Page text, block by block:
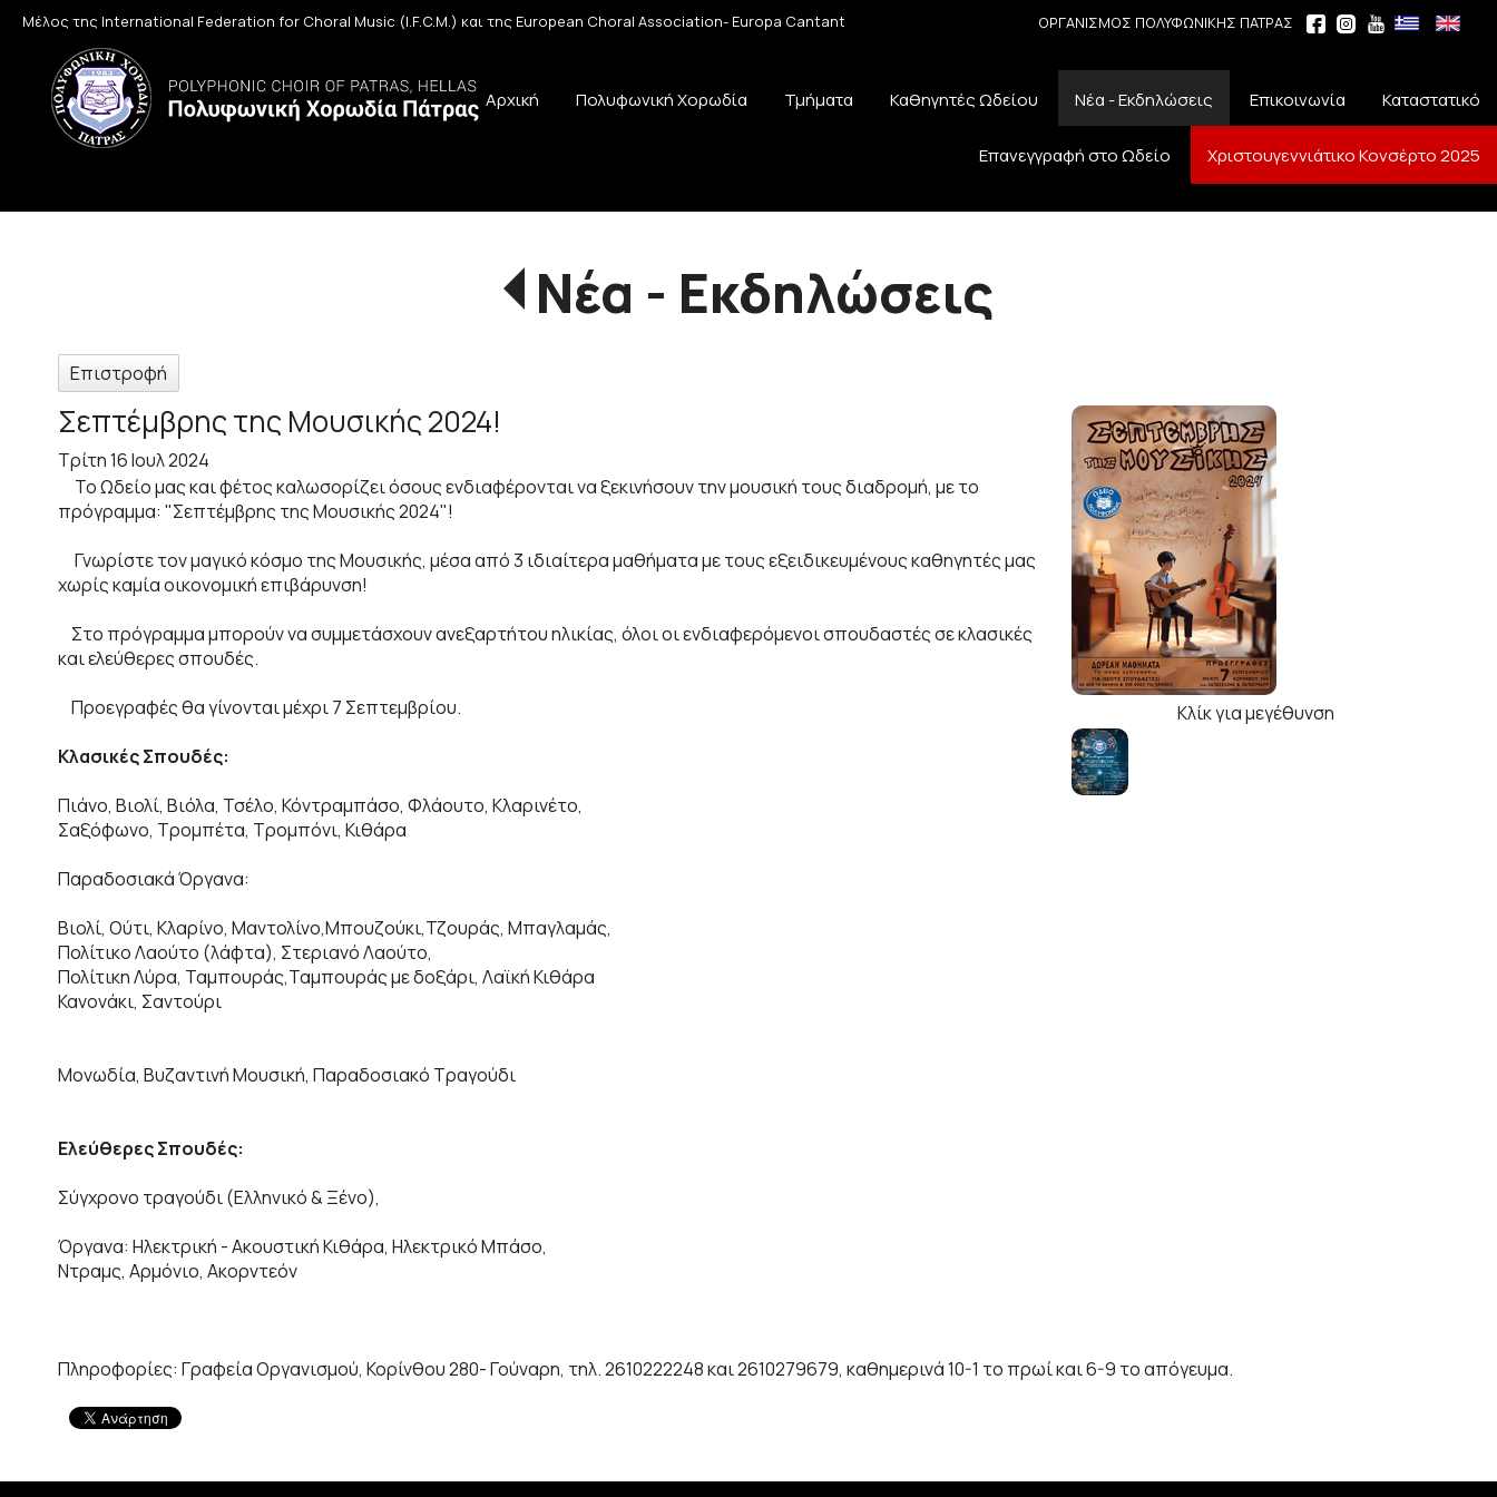
ΟΡΓΑΝΙΣΜΟΣ ΠΟΛΥΦΩΝΙΚΗΣ ΠΑΤΡΑΣ
Μέλος της International Federation for Choral Music (I.F.C.M.) και της European Choral Association- Europa Cantant
Αρχική Πολυφωνική Χορωδία Τμήματα Καθηγητές Ωδείου Νέα - Εκδηλώσεις Επικοινωνία Καταστατικό
Επανεγγραφή στο Ωδείο Χριστουγεννιάτικο Κονσέρτο 2025
Νέα - Εκδηλώσεις
Επιστροφή
Κλίκ για μεγέθυνση
Σεπτέμβρης της Μουσικής 2024!
Τρίτη 16 Ιουλ 2024
Το Ωδείο μας και φέτος καλωσορίζει όσους ενδιαφέρονται να ξεκινήσουν την μουσική τους διαδρομή, με το
πρόγραμμα: "Σεπτέμβρης της Μουσικής 2024"!
Γνωρίστε τον μαγικό κόσμο της Μουσικής, μέσα από 3 ιδιαίτερα μαθήματα με τους εξειδικευμένους καθηγητές μας
χωρίς καμία οικονομική επιβάρυνση!
Στο πρόγραμμα μπορούν να συμμετάσχουν ανεξαρτήτου ηλικίας, όλοι οι ενδιαφερόμενοι σπουδαστές σε κλασικές
και ελεύθερες σπουδές.
Προεγραφές θα γίνονται μέχρι 7 Σεπτεμβρίου.
Κλασικές Σπουδές:
Πιάνο, Βιολί, Βιόλα, Τσέλο, Κόντραμπάσο, Φλάουτο, Κλαρινέτο,
Σαξόφωνο, Τρομπέτα, Τρομπόνι, Κιθάρα
Παραδοσιακά Όργανα:
Βιολί, Ούτι, Κλαρίνο, Μαντολίνο,Μπουζούκι,Τζουράς, Μπαγλαμάς,
Πολίτικο Λαούτο (λάφτα), Στεριανό Λαούτο,
Πολίτικη Λύρα, Ταμπουράς,Ταμπουράς με δοξάρι, Λαϊκή Κιθάρα
Κανονάκι, Σαντούρι
Μονωδία, Βυζαντινή Μουσική, Παραδοσιακό Τραγούδι
Ελεύθερες Σπουδές:
Σύγχρονο τραγούδι (Ελληνικό & Ξένο),
Όργανα: Ηλεκτρική - Ακουστική Κιθάρα, Ηλεκτρικό Μπάσο,
Ντραμς, Αρμόνιο, Ακορντεόν
Πληροφορίες: Γραφεία Οργανισμού, Κορίνθου 280- Γούναρη, τηλ. 2610222248 και 2610279679, καθημερινά 10-1 το πρωί και 6-9 το απόγευμα.